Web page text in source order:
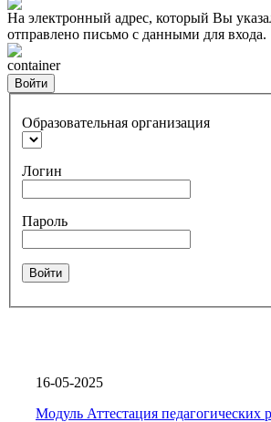
На электронный адрес, который Вы
отправлено письмо с данными для входа.
container
Войти
Образовательная организация
Логин
Пароль
Войти
16-05-2025
Модуль Аттестация педагогических